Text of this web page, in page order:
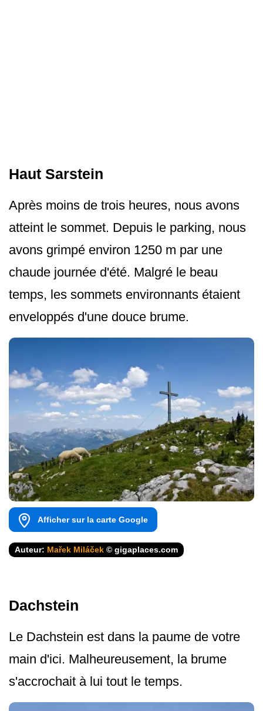
Haut Sarstein
Après moins de trois heures, nous avons
atteint le sommet. Depuis le parking, nous
avons grimpé environ 1250 m par une
chaude journée d'été. Malgré le beau
temps, les sommets environnants étaient
enveloppés d'une douce brume.
Afficher sur la carte Google
Auteur: Mařek Miláček © gigaplaces.com
Dachstein
Le Dachstein est dans la paume de votre
main d'ici. Malheureusement, la brume
s'accrochait à lui tout le temps.